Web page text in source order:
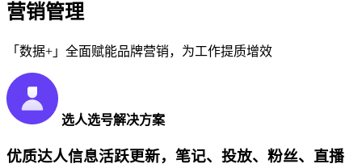
营销管理
「数据+」全面赋能品牌营销，为工作提质增效
选人选号解决方案
优质达人信息活跃更新，笔记、投放、粉丝、直播